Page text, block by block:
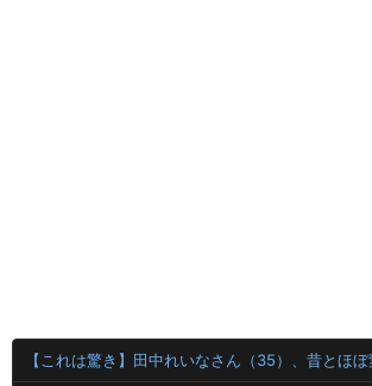
【これは驚き】田中れいなさん（35）、昔とほ